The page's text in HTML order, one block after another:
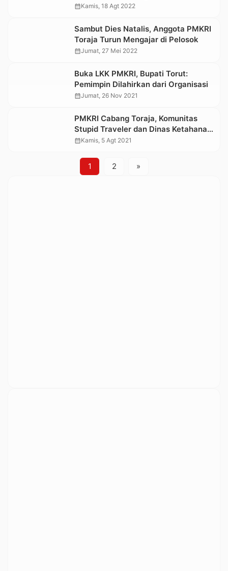
Merah Putih di Bangunan Salib Buntu
calendar_monthKamis, 18 Agt 2022
Sambut Dies Natalis, Anggota PMKRI
Toraja Turun Mengajar di Pelosok
calendar_monthJumat, 27 Mei 2022
Buka LKK PMKRI, Bupati Torut:
Pemimpin Dilahirkan dari Organisasi
calendar_monthJumat, 26 Nov 2021
PMKRI Cabang Toraja, Komunitas
Stupid Traveler dan Dinas Ketahanan
Pangan Tana Toraja Salurkan Ribuan
calendar_monthKamis, 5 Agt 2021
1 2 »